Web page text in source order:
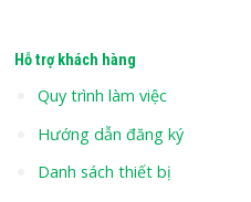
Hỗ trợ khách hàng
Quy trình làm việc
Hướng dẫn đăng ký
Danh sách thiết bị